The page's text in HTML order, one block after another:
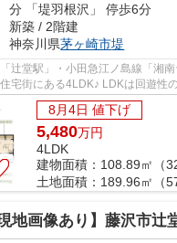
分 「堤羽根沢」 停歩6分
新築 / 2階建
神奈川県茅ヶ崎市堤
辻堂駅」・小田急江ノ島線「湘
宅街にある4LDK♪ LDKは回遊性
会話も弾みます...
8月4日 値下げ
5,480万円
4LDK
建物面積：108.89㎡（
土地面積：189.96㎡（
地画像あり】藤沢市辻堂太平台２丁目3期 全3